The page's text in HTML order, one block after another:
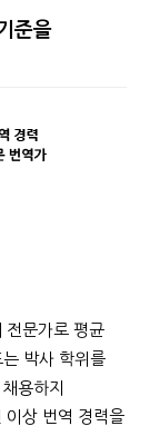
준을
전문가로 평균
박사 학위를
용하지
이상 번역 경력을